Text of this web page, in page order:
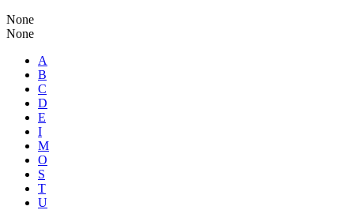
None
None
A
B
C
D
E
I
M
O
S
T
U